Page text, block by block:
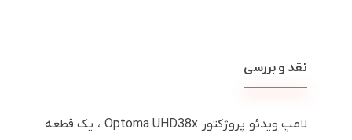
نقد و بررسی
لامپ ویدئو پروژکتور Optoma UHD38x ، یک قطعه